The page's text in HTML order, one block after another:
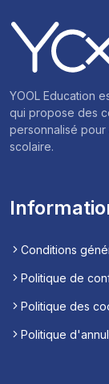
YOOL Education
qui propose des
personnalisé
scolaire.
Conditions
Politique de
Politique des
Politique